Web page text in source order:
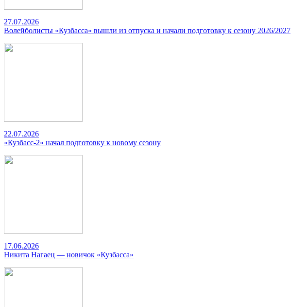
27.07.2026
Волейболисты «Кузбасса» вышли из отпуска и начали подготовку к сезону 2026/2027
22.07.2026
«Кузбасс-2» начал подготовку к новому сезону
17.06.2026
Никита Нагаец — новичок «Кузбасса»